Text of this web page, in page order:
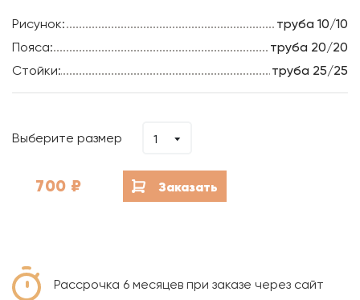
Рисунок:
труба 10/10
Пояса:
труба 20/20
Стойки:
труба 25/25
Выберите размер 1
700 ₽ Заказать
Рассрочка 6 месяцев при заказе через сайт